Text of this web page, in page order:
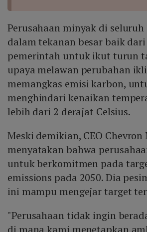
Perusahaan minyak di
dalam tekanan besar baik
pemerintah untuk ikut turun
upaya melawan perubahan
memangkas emisi karbon,
menghindari kenaikan
lebih dari 2 derajat Celsius.
Meski demikian, CEO
menyatakan bahwa
untuk berkomitmen pada
emissions pada 2050. Dia
ini mampu mengejar target
"Perusahaan tidak ingin